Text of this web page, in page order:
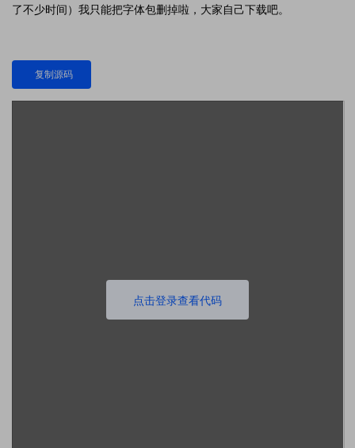
了不少时间）我只能把字体包删掉啦，大家自己下载吧。
复制源码
点击登录查看代码